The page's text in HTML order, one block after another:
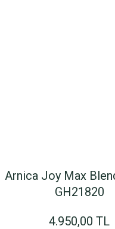
Arnica Joy Max
GH21820
4.950,00 TL